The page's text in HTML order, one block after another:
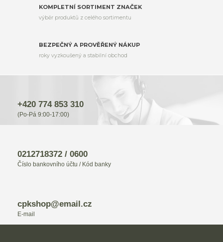
KOMPLETNÍ SORTIMENT ZNAČEK
výběr produktů z celého sortimentu
BEZPEČNÝ A PROVĚŘENÝ NÁKUP
roky vyzkoušený a stabilní obchod
+420 774 853 310
(Po-Pá 9:00-17:00)
0212718372 / 0600
Číslo bankovního účtu / Kód banky
cpkshop@email.cz
E-mail